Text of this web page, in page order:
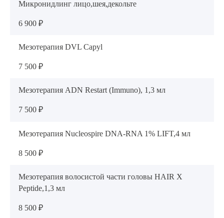
Микронидлинг лицо,шея,декольте
6 900 ₽
Мезотерапия DVL Capyl
7 500 ₽
Мезотерапия ADN Restart (Immuno), 1,3 мл
7 500 ₽
Мезотерапия Nucleospire DNA-RNA 1% LIFT,4 мл
8 500 ₽
Мезотерапия волосистой части головы HAIR X
Peptide,1,3 мл
8 500 ₽